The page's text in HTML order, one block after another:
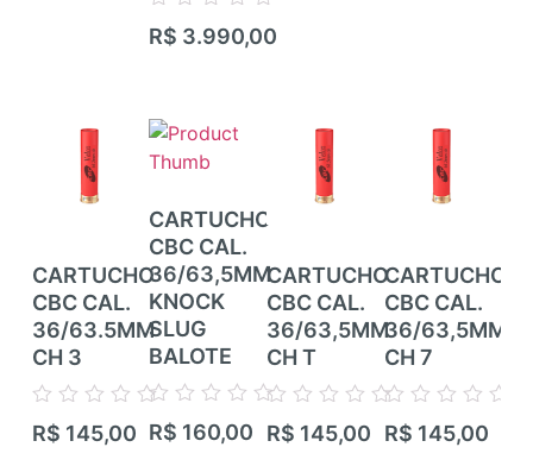
Avaliação
0
R$ 3.990,00
CARTUCHO
CBC CAL.
36/63.5MM
CH 3
Avaliação
0
R$ 145,00
CARTUCHO
CBC CAL.
36/63,5MM
KNOCK
SLUG
BALOTE
Avaliação
0
R$ 160,00
CARTUCHO
CBC CAL.
36/63,5MM
CH T
Avaliação
0
R$ 145,00
CARTUCHO
CBC CAL.
36/63,5MM
CH 7
Avaliação
0
R$ 145,00